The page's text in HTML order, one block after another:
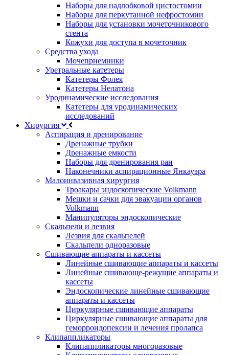
Наборы для надлобковой цистостомии
Наборы для перкутанной нефростомии
Наборы для установки мочеточникового
стента
Кожухи для доступа в мочеточник
Средства ухода
Мочеприемники
Уретральные катетеры
Катетеры Фолея
Катетеры Нелатона
Уродинамические исследования
Катетеры для уродинамических
исследований
Хирургия
Аспирация и дренирование
Дренажные трубки
Дренажные емкости
Наборы для дренирования ран
Наконечники аспирационные Янкауэра
Малоинвазивная хирургия
Троакары эндоскопические Volkmann
Мешки и сачки для эвакуации органов
Volkmann
Манипуляторы эндоскопические
Скальпели и лезвия
Лезвия для скальпелей
Скальпели одноразовые
Сшивающие аппараты и кассеты
Линейные сшивающие аппараты и кассеты
Линейные сшивающе-режущие аппараты и
кассеты
Эндоскопические линейные сшивающие
аппараты и кассеты
Циркулярные сшивающие аппараты
Циркулярные сшивающие аппараты для
геморроидопексии и лечения пролапса
Клипаппликаторы
Клипаппликаторы многоразовые